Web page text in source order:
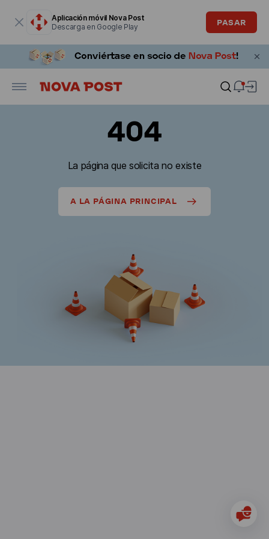
Aplicación móvil Nova Post
Descarga en Google Play
PASAR
404
La página que solicita no existe
A LA PÁGINA PRINCIPAL